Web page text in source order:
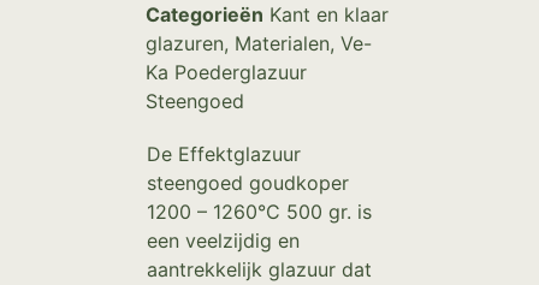
Categorieën Kant en klaar
glazuren, Materialen, Ve-
Ka Poederglazuur
Steengoed
De Effektglazuur
steengoed goudkoper
1200 – 1260°C 500 gr. is
een veelzijdig en
aantrekkelijk glazuur dat